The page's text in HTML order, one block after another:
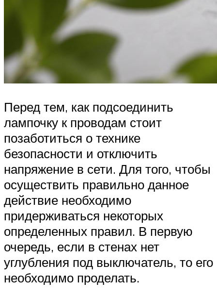
Перед тем, как подсоединить
лампочку к проводам стоит
позаботиться о технике
безопасности и отключить
напряжение в сети. Для того, чтобы
осуществить правильно данное
действие необходимо
придерживаться некоторых
определенных правил. В первую
очередь, если в стенах нет
углубления под выключатель, то его
необходимо проделать.